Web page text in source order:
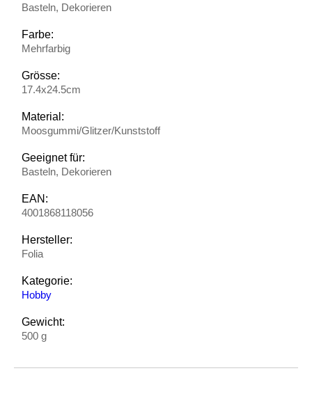
Basteln, Dekorieren
Farbe:
Mehrfarbig
Grösse:
17.4x24.5cm
Material:
Moosgummi/Glitzer/Kunststoff
Geeignet für:
Basteln, Dekorieren
EAN:
4001868118056
Hersteller:
Folia
Kategorie:
Hobby
Gewicht:
500 g